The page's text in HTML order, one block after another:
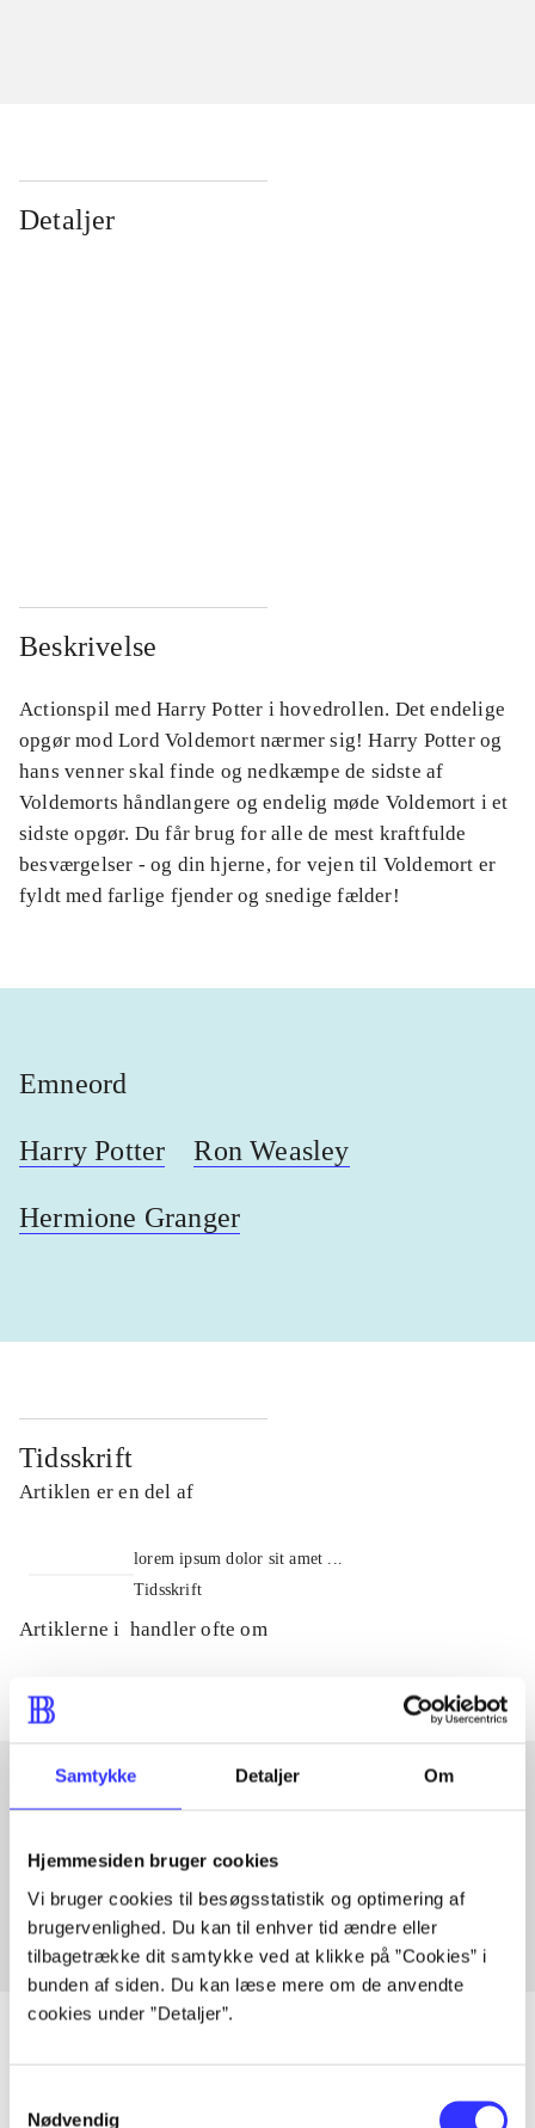
Samtykke Detaljer Om
Hjemmesiden bruger cookies
Vi bruger cookies til besøgsstatistik og optimering af
brugervenlighed. Du kan til enhver tid ændre eller
tilbagetrække dit samtykke ved at klikke på ”Cookies” i
bunden af siden. Du kan læse mere om de anvendte
cookies under ”Detaljer”.
Nødvendig
Detaljer
Beskrivelse
Actionspil med Harry Potter i hovedrollen. Det endelige
opgør mod Lord Voldemort nærmer sig! Harry Potter og
hans venner skal finde og nedkæmpe de sidste af
Voldemorts håndlangere og endelig møde Voldemort i et
sidste opgør. Du får brug for alle de mest kraftfulde
besværgelser - og din hjerne, for vejen til Voldemort er
fyldt med farlige fjender og snedige fælder!
Emneord
Harry Potter Ron Weasley
Hermione Granger
Tidsskrift
Artiklen er en del af
lorem ipsum dolor sit amet ...
Tidsskrift
Artiklerne i handler ofte om
Fra
Artikler